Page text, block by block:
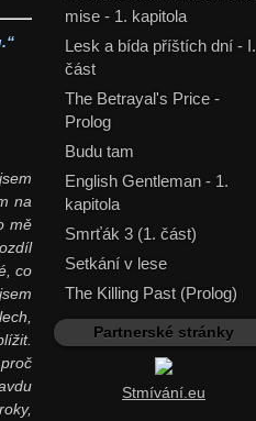
na
mě
co
mise - 1. kapitola
Lesk a bída příštích dní - I.
část
The Betrayal's Price -
Prolog
Budu tam
English Gentleman - 1.
kapitola
Smrťák 3 (1. část)
Setkání v lese
The Killing Past (Prolog)
Partnerské stránky
Stmívání.eu